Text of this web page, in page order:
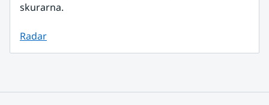
skurarna.
Radar